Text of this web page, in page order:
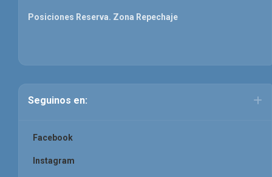
Posiciones Reserva. Zona Repechaje
Seguinos en:
Facebook
Instagram